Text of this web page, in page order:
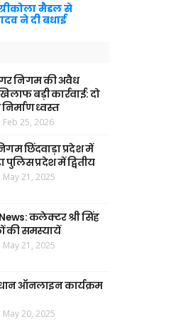
मैडल से
ने दी बधाई
निगम की अवैध
बड़ी कार्रवाई: दो
ध्वस्त
Feb 25, 2026
छिंदवाड़ा प्रदेश में
पुलिस प्रदेश में द्वितीय
May 21, 2025
कलेक्टर श्री सिंह
की समस्यायें
May 21, 2025
ऑनलाइन कार्यक्रम
May 20, 2025